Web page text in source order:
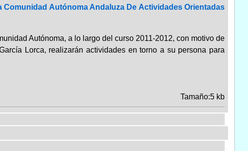
Autónoma Andaluza De Actividades Orientadas
Autónoma, a lo largo del curso 2011-2012, con motivo de
Lorca, realizarán actividades en torno a su persona para
Tamaño:5 kb